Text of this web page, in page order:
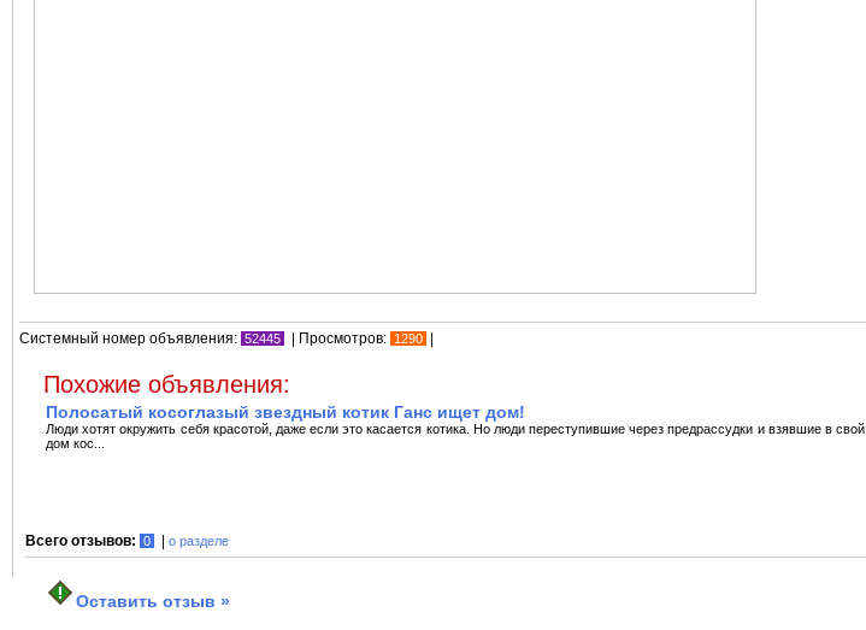
Системный номер объявления: 52445 | Просмотров: 1290 |
Похожие объявления:
Полосатый косоглазый звездный котик Ганс ищет дом!
Люди хотят окружить себя красотой, даже если это касается котика. Но люди переступившие через предрассудки и взявшие в свой
дом кос...
Всего отзывов: 0 | о разделе
Оставить отзыв »